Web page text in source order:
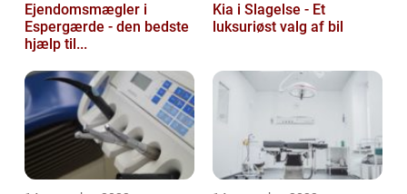
Ejendomsmægler i
Espergærde - den bedste
hjælp til...
Kia i Slagelse - Et
luksuriøst valg af bil